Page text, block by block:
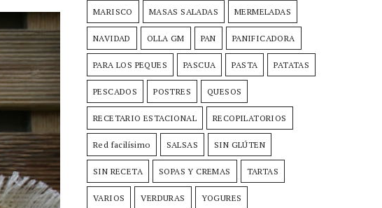
MARISCO MASAS SALADAS MERMELADAS
NAVIDAD OLLA GM PAN PANIFICADORA
PARA LOS PEQUES PASCUA PASTA PATATAS
PESCADOS POSTRES QUESOS
RECETARIO ESTACIONAL RECOPILATORIOS
Red facilísimo SALSAS SIN GLÚTEN
SIN RECETA SOPAS Y CREMAS TARTAS
VARIOS VERDURAS YOGURES